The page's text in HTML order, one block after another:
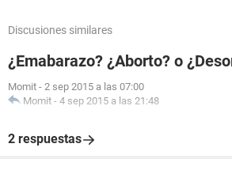
Discusiones similares
¿Emabarazo? ¿Aborto? o
Momit - 2 sep 2015 a las 07:00
Momit - 4 sep 2015 a las 21:48
2 respuestas